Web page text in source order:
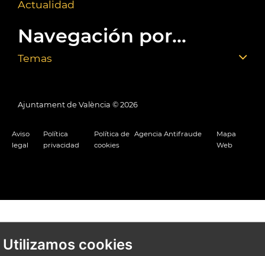
Utilizamos cookies
Actualidad
Navegación por...
Temas
Ajuntament de València © 2026
Aviso
legal
Política
privacidad
Política de
cookies
Agencia Antifraude
Mapa
Web